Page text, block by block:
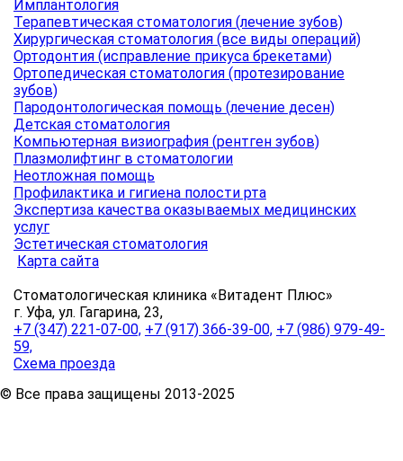
Имплантология
Терапевтическая стоматология (лечение зубов)
Хирургическая стоматология (все виды операций)
Ортодонтия (исправление прикуса брекетами)
Ортопедическая стоматология (протезирование
зубов)
Пародонтологическая помощь (лечение десен)
Детская стоматология
Компьютерная визиография (рентген зубов)
Плазмолифтинг в стоматологии
Неотложная помощь
Профилактика и гигиена полости рта
Экспертиза качества оказываемых медицинских
услуг
Эстетическая стоматология
Карта сайта
Стоматологическая клиника «Витадент Плюс»
г. Уфа, ул. Гагарина, 23,
+7 (347) 221-07-00, +7 (917) 366-39-00, +7 (986) 979-49-
59,
Схема проезда
© Все права защищены 2013-2025